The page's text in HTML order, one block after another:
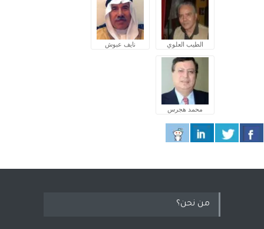
الطيب العلوي نايف عبوش
محمد هجرس
من نحن؟